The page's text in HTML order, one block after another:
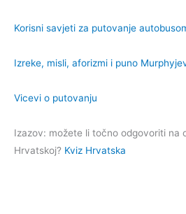
Korisni savjeti za putovanje
Izreke, misli, aforizmi i puno
Vicevi o putovanju
Izazov: možete li točno odgovoriti na
Hrvatskoj? Kviz Hrvatska